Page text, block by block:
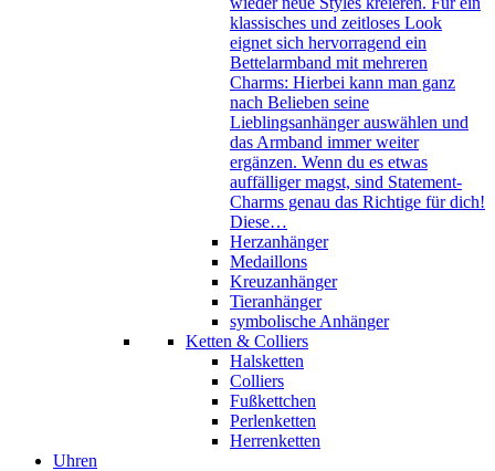
klassisches und zeitloses Look
eignet sich hervorragend ein
Bettelarmband mit mehreren
Charms: Hierbei kann man ganz
nach Belieben seine
Lieblingsanhänger auswählen und
das Armband immer weiter
ergänzen. Wenn du es etwas
auffälliger magst, sind Statement-
Charms genau das Richtige für dich!
Diese…
Herzanhänger
Medaillons
Kreuzanhänger
Tieranhänger
symbolische Anhänger
Ketten & Colliers
Halsketten
Colliers
Fußkettchen
Perlenketten
Herrenketten
Uhren